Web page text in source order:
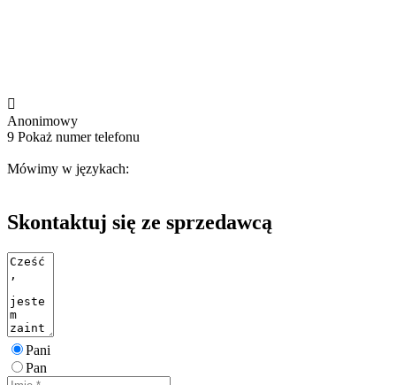

Anonimowy
9 Pokaż numer telefonu
Mówimy w językach:
Skontaktuj się ze sprzedawcą
Pani
Pan